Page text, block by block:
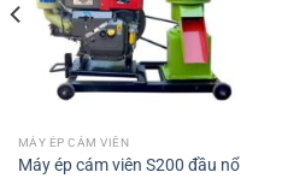
MÁY ÉP CÁM VIÊN
Máy ép cám viên S200 đầu nổ